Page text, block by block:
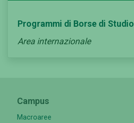
Programmi di Borse di Studio
Area internazionale
Campus
Macroaree